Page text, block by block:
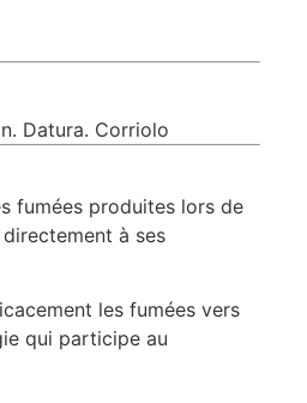
Datura. Corriolo
fumées produites lors de
à ses
les fumées vers
qui participe au